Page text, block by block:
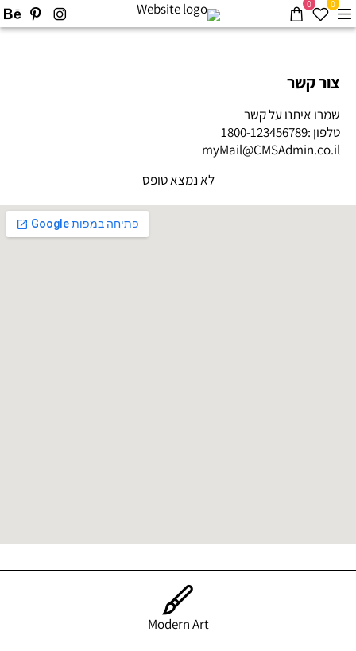
0
0
צור קשר
שמרו איתנו על קשר
טלפון :1800-123456789
myMail@CMSAdmin.co.il
לא נמצא טופס
Modern Art